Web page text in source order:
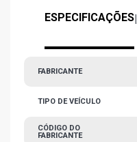
ESPECIFICAÇÕES|
FABRICANTE
TIPO DE VEÍCULO
CÓDIGO DO
FABRICANTE